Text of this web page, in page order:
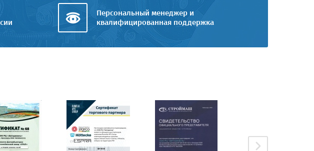
Персональный менеджер и
квалифицированная поддержка